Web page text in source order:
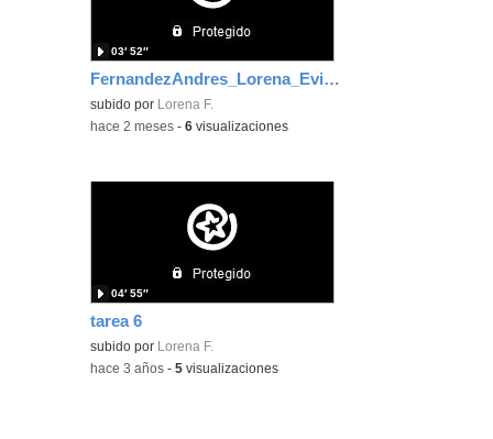
FernandezAndres_Lorena_EvidenciaArea_1
subido por Lorena F.
03′ 52″
-hace 2 meses -6 visualizaciones
tarea 6
subido por Lorena F.
04′ 55″
-hace 3 años -5 visualizaciones